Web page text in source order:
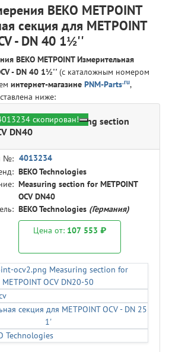
BEKO METPOINT
секция для METPOINT
- DN 40 1½''
BEKO METPOINT Измерительная
- DN 40 1½'' (с каталожным номером
интернет-магазине PNM-Parts.ru,
ниже:
4013234 - Measuring section
DN40
№: 4013234
BEKO Technologies
Measuring section for METPOINT
OCV DN40
BEKO Technologies (Германия)
Цена от: 107 553 ₽
скопирован!